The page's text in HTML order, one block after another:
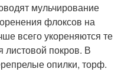
мульчирование
флоксов на
всего укореняются те
листовой покров. В
опилки, торф.